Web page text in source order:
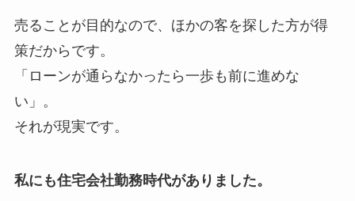
売ることが目的なので、ほかの客を探した方が得
策だからです。
「ローンが通らなかったら一歩も前に進めな
い」。
それが現実です。
私にも住宅会社勤務時代がありました。